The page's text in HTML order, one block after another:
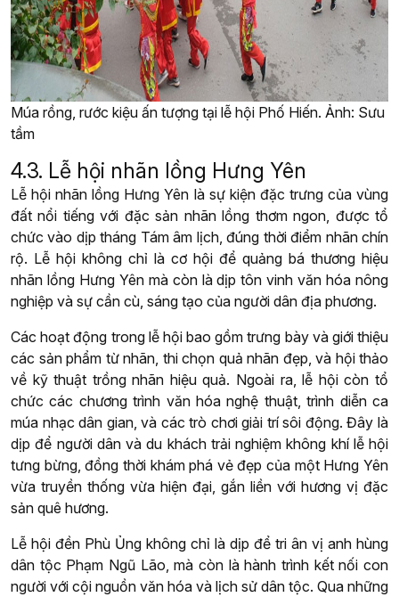
Múa rồng, rước kiệu ấn tượng tại lễ hội Phố Hiến. Ảnh: Sưu
tầm
4.3. Lễ hội nhãn lồng Hưng Yên
Lễ hội nhãn lồng Hưng Yên là sự kiện đặc trưng của vùng
đất nổi tiếng với đặc sản nhãn lồng thơm ngon, được tổ
chức vào dịp tháng Tám âm lịch, đúng thời điểm nhãn chín
rộ. Lễ hội không chỉ là cơ hội để quảng bá thương hiệu
nhãn lồng Hưng Yên mà còn là dịp tôn vinh văn hóa nông
nghiệp và sự cần cù, sáng tạo của người dân địa phương.
Các hoạt động trong lễ hội bao gồm trưng bày và giới thiệu
các sản phẩm từ nhãn, thi chọn quả nhãn đẹp, và hội thảo
về kỹ thuật trồng nhãn hiệu quả. Ngoài ra, lễ hội còn tổ
chức các chương trình văn hóa nghệ thuật, trình diễn ca
múa nhạc dân gian, và các trò chơi giải trí sôi động. Đây là
dịp để người dân và du khách trải nghiệm không khí lễ hội
tưng bừng, đồng thời khám phá vẻ đẹp của một Hưng Yên
vừa truyền thống vừa hiện đại, gắn liền với hương vị đặc
sản quê hương.
Lễ hội đền Phù Ủng không chỉ là dịp để tri ân vị anh hùng
dân tộc Phạm Ngũ Lão, mà còn là hành trình kết nối con
người với cội nguồn văn hóa và lịch sử dân tộc. Qua những